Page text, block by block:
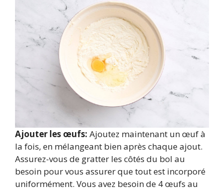
Ajouter les œufs: Ajoutez maintenant un œuf à
la fois, en mélangeant bien après chaque ajout.
Assurez-vous de gratter les côtés du bol au
besoin pour vous assurer que tout est incorporé
uniformément. Vous avez besoin de 4 œufs au